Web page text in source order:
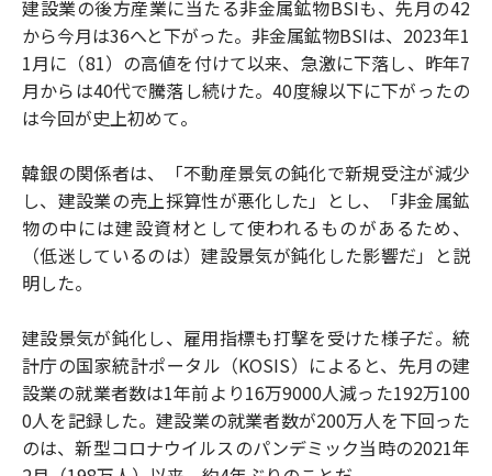
建設業の後方産業に当たる非金属鉱物BSIも、先月の42
から今月は36へと下がった。非金属鉱物BSIは、2023年1
1月に（81）の高値を付けて以来、急激に下落し、昨年7
月からは40代で騰落し続けた。40度線以下に下がったの
は今回が史上初めて。
韓銀の関係者は、「不動産景気の鈍化で新規受注が減少
し、建設業の売上採算性が悪化した」とし、「非金属鉱
物の中には建設資材として使われるものがあるため、
（低迷しているのは）建設景気が鈍化した影響だ」と説
明した。
建設景気が鈍化し、雇用指標も打撃を受けた様子だ。統
計庁の国家統計ポータル（KOSIS）によると、先月の建
設業の就業者数は1年前より16万9000人減った192万100
0人を記録した。建設業の就業者数が200万人を下回った
のは、新型コロナウイルスのパンデミック当時の2021年